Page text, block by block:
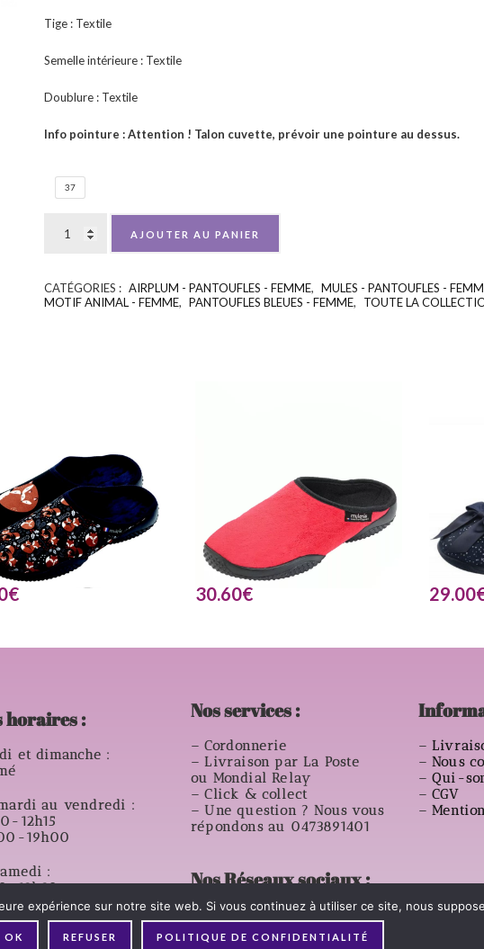
Tige : Textile
Semelle intérieure : Textile
Doublure : Textile
Info pointure : Attention ! Talon cuvette, prévoir une pointure au dessus.
37
AJOUTER AU PANIER
CATÉGORIES : AIRPLUM - PANTOUFLES - FEMME, MULES - PANTOUFLES -
MOTIF ANIMAL - FEMME, PANTOUFLES BLEUES - FEMME, TOUTE LA
€ 30.60€ 29.00
horaires :
et dimanche :
au vendredi :
12h15
19h00
:
12h30
18h00
Nos services :
– Cordonnerie
– Livraison par La Poste
ou Mondial Relay
– Click & collect
– Une question ? Nous vous
répondons au 0473891401
Nos Réseaux sociaux :
–
– Nous
– Qui-
– CGV
–
expérience sur notre site web. Si vous continuez à utiliser ce site, nous
OK REFUSER POLITIQUE DE CONFIDENTIALITÉ